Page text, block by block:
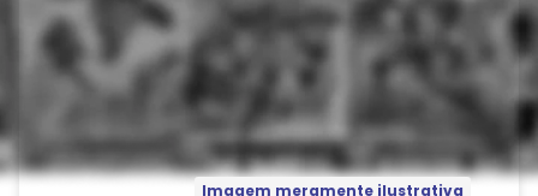
Imagem meramente ilustrativa